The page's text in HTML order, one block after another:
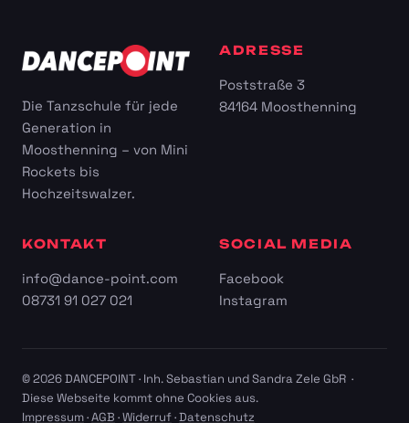
Die Tanzschule für jede
Generation in
Moosthenning – von Mini
Rockets bis
Hochzeitswalzer.
ADRESSE
Poststraße 3
84164 Moosthenning
KONTAKT
info@dance-point.com
08731 91 027 021
SOCIAL MEDIA
Facebook
Instagram
© 2026 DANCEPOINT · Inh. Sebastian und Sandra Zele GbR ·
Diese Webseite kommt ohne Cookies aus.
Impressum·AGB ·Widerruf·Datenschutz